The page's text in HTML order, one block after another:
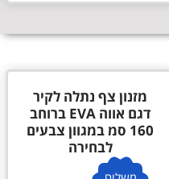
מזנון צף נתלה לקיר
דגם אווה EVA ברוחב
160 סמ במגוון צבעים
לבחירה